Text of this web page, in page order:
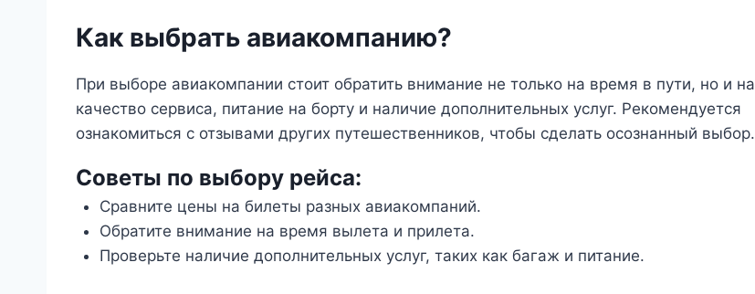
Как выбрать авиакомпанию?
При выборе авиакомпании стоит обратить внимание не только на время в пути, но и на
качество сервиса, питание на борту и наличие дополнительных услуг. Рекомендуется
ознакомиться с отзывами других путешественников, чтобы сделать осознанный выбор.
Советы по выбору рейса:
Сравните цены на билеты разных авиакомпаний.
Обратите внимание на время вылета и прилета.
Проверьте наличие дополнительных услуг, таких как багаж и питание.